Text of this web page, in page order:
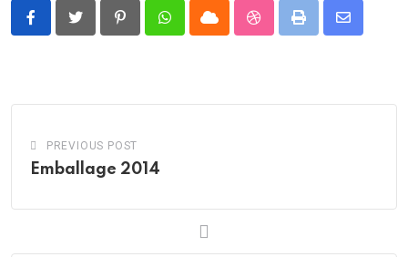
PinterestWhatsappCloud StumbleUpon
Print
Share
PREVIOUS POST
Emballage 2014